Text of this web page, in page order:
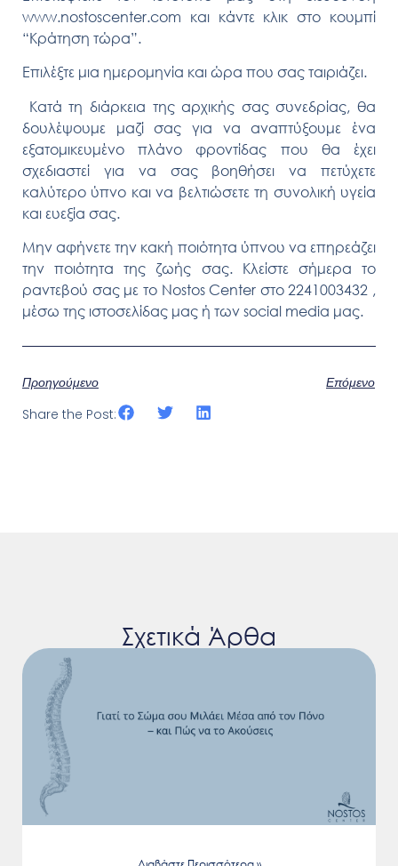
www.nostoscenter.com και κάντε κλικ στο κουμπί
“Κράτηση τώρα”.
Επιλέξτε μια ημερομηνία και ώρα που σας ταιριάζει.
Κατά τη διάρκεια της αρχικής σας συνεδρίας, θα
δουλέψουμε μαζί σας για να αναπτύξουμε ένα
εξατομικευμένο πλάνο φροντίδας που θα έχει
σχεδιαστεί για να σας βοηθήσει να πετύχετε
καλύτερο ύπνο και να βελτιώσετε τη συνολική υγεία
και ευεξία σας.
Μην αφήνετε την κακή ποιότητα ύπνου να επηρεάζει
την ποιότητα της ζωής σας. Κλείστε σήμερα το
ραντεβού σας με το Nostos Center στο 2241003432 ,
μέσω της ιστοσελίδας μας ή των social media μας.
Προηγούμενο
Επόμενο
Share the Post:
Σχετικά Άρθα